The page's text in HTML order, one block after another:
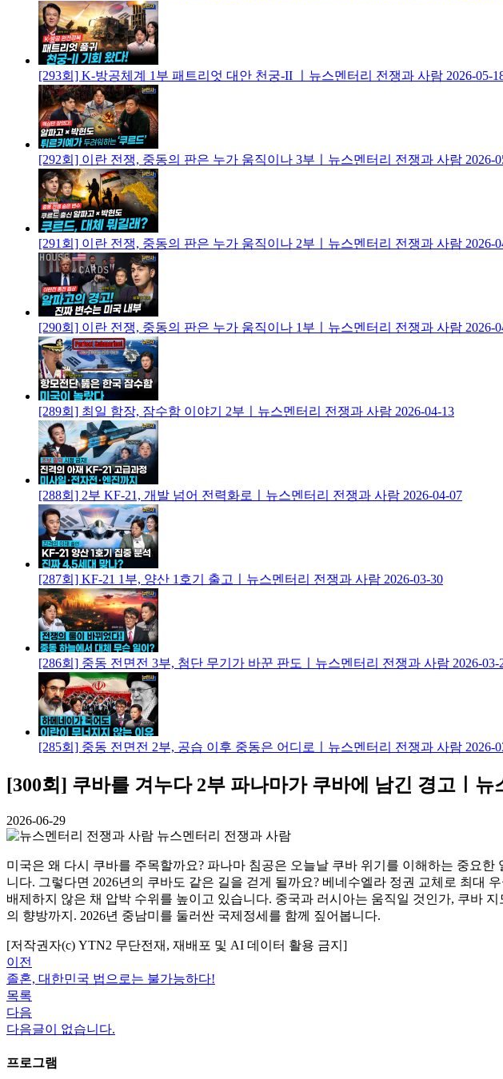
[293회] K-방공체계 1부 패트리엇 대안 천궁-II ㅣ뉴스멘터리 전쟁과 사람 2026-05-
[292회] 이란 전쟁, 중동의 판은 누가 움직이나 3부ㅣ뉴스멘터리 전쟁과 사람 2026-
[291회] 이란 전쟁, 중동의 판은 누가 움직이나 2부ㅣ뉴스멘터리 전쟁과 사람 2026-
[290회] 이란 전쟁, 중동의 판은 누가 움직이나 1부ㅣ뉴스멘터리 전쟁과 사람 2026-
[289회] 최일 함장, 잠수함 이야기 2부ㅣ뉴스멘터리 전쟁과 사람 2026-04-13
[288회] 2부 KF-21, 개발 넘어 전력화로ㅣ뉴스멘터리 전쟁과 사람 2026-04-07
[287회] KF-21 1부, 양산 1호기 출고ㅣ뉴스멘터리 전쟁과 사람 2026-03-30
[286회] 중동 전면전 3부, 첨단 무기가 바꾼 판도ㅣ뉴스멘터리 전쟁과 사람 2026-03-
[285회] 중동 전면전 2부, 공습 이후 중동은 어디로ㅣ뉴스멘터리 전쟁과 사람 2026-
[300회] 쿠바를 겨누다 2부 파나마가 쿠바에 남긴 경고ㅣ
2026-06-29
뉴스멘터리 전쟁과 사람
미국은 왜 다시 쿠바를 주목할까요? 파나마 침공은 오늘날 쿠바 위기를 이해하는 중요
니다. 그렇다면 2026년의 쿠바도 같은 길을 걷게 될까요? 베네수엘라 정권 교체로 최대
배제하지 않은 채 압박 수위를 높이고 있습니다. 중국과 러시아는 움직일 것인가, 쿠바
의 향방까지. 2026년 중남미를 둘러싼 국제정세를 함께 짚어봅니다.
[저작권자(c) YTN2 무단전재, 재배포 및 AI 데이터 활용 금지]
이전
졸혼, 대한민국 법으로는 불가능하다!
목록
다음
다음글이 없습니다.
프로그램